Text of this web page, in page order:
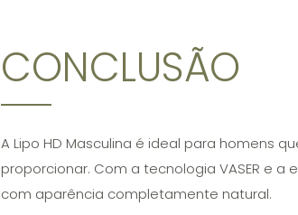
CONCLUSÃO
A Lipo HD Masculina é ideal para homens
proporcionar. Com a tecnologia VASER e
com aparência completamente natural.